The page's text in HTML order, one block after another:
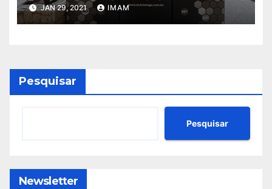
com solução que alia tecnológica e
localização estratégica
JAN 29, 2021 IMAM
Pesquisar
Pesquisar
Newsletter